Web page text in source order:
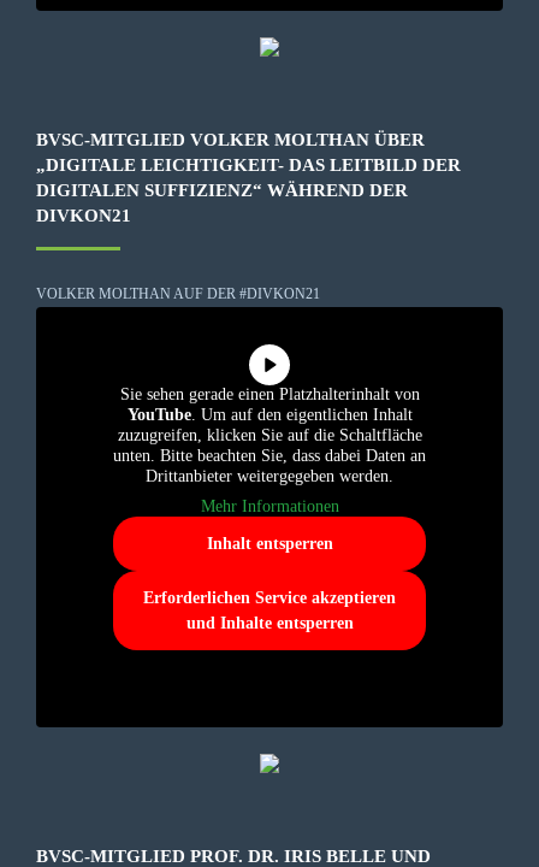
BVSC-MITGLIED VOLKER MOLTHAN ÜBER
„DIGITALE LEICHTIGKEIT- DAS LEITBILD DER
DIGITALEN SUFFIZIENZ“ WÄHREND DER
DIVKON21
VOLKER MOLTHAN AUF DER #DIVKON21
Sie sehen gerade einen Platzhalterinhalt von
YouTube. Um auf den eigentlichen Inhalt
zuzugreifen, klicken Sie auf die Schaltfläche
unten. Bitte beachten Sie, dass dabei Daten an
Drittanbieter weitergegeben werden.
Mehr Informationen
Inhalt entsperren
Erforderlichen Service akzeptieren
und Inhalte entsperren
BVSC-MITGLIED PROF. DR. IRIS BELLE UND